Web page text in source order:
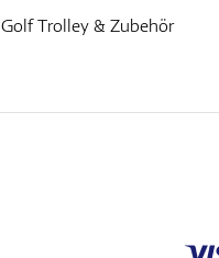
Golf Trolley & Zubehör